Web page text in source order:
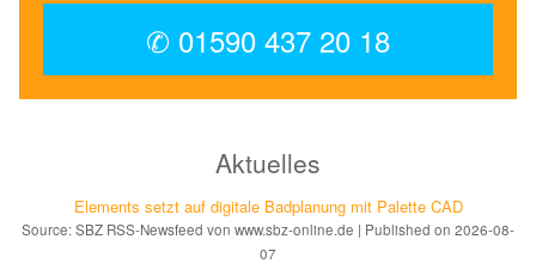
✆ 01590 437 20 18
Aktuelles
Elements setzt auf di­gi­ta­le Bad­pla­nung mit Palette CAD
Source: SBZ RSS-Newsfeed von www.sbz-online.de
Published on 2026-08-
07